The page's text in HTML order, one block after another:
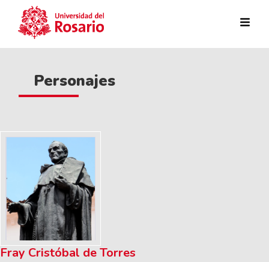
Personajes
Fray Cristóbal de Torres